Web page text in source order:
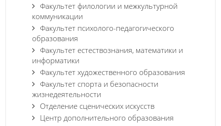
Факультет филологии и межкультурной
коммуникации
Факультет психолого-педагогического
образования
Факультет естествознания, математики и
информатики
Факультет художественного образования
Факультет спорта и безопасности
жизнедеятельности
Отделение сценических искусств
Центр дополнительного образования